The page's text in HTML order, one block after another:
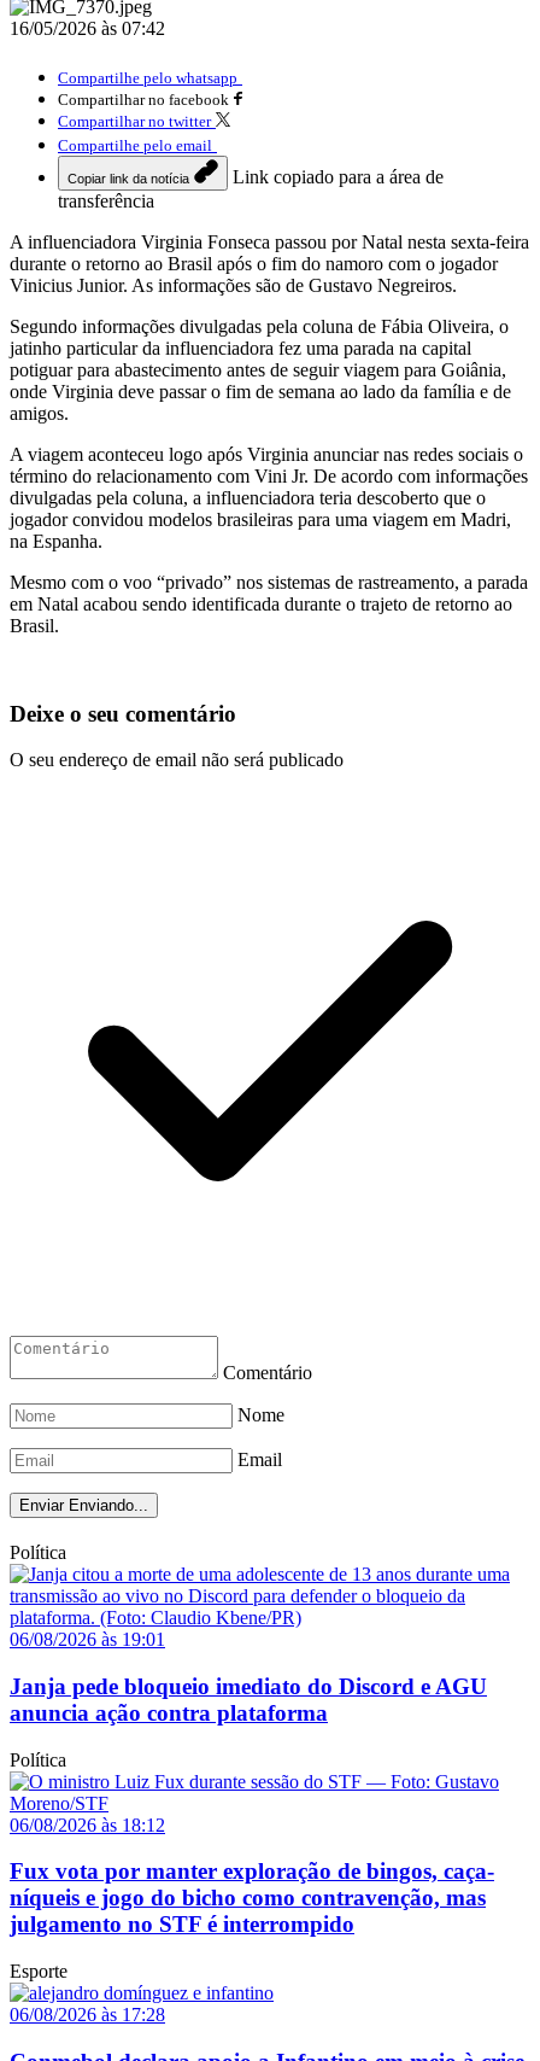
16/05/2026 às 07:42
Compartilhe pelo whatsapp
Compartilhar no facebook
Compartilhar no twitter
Compartilhe pelo email
Copiar link da notícia
Link copiado para a área de
transferência
A influenciadora Virginia Fonseca passou por Natal nesta sexta-feira
durante o retorno ao Brasil após o fim do namoro com o jogador
Vinicius Junior. As informações são de Gustavo Negreiros.
Segundo informações divulgadas pela coluna de Fábia Oliveira, o
jatinho particular da influenciadora fez uma parada na capital
potiguar para abastecimento antes de seguir viagem para Goiânia,
onde Virginia deve passar o fim de semana ao lado da família e de
amigos.
A viagem aconteceu logo após Virginia anunciar nas redes sociais o
término do relacionamento com Vini Jr. De acordo com informações
divulgadas pela coluna, a influenciadora teria descoberto que o
jogador convidou modelos brasileiras para uma viagem em Madri,
na Espanha.
Mesmo com o voo “privado” nos sistemas de rastreamento, a parada
em Natal acabou sendo identificada durante o trajeto de retorno ao
Brasil.
Deixe o seu comentário
O seu endereço de email não será publicado
Comentário
Nome
Email
Enviar Enviando...
Política
06/08/2026 às 19:01
Janja pede bloqueio imediato do Discord e AGU
anuncia ação contra plataforma
Política
06/08/2026 às 18:12
Fux vota por manter exploração de bingos, caça-
níqueis e jogo do bicho como contravenção, mas
julgamento no STF é interrompido
Esporte
06/08/2026 às 17:28